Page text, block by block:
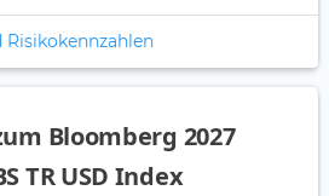
Bloomberg 2027
TR USD Index